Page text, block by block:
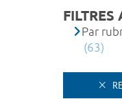
FILTRES
Par
(63)